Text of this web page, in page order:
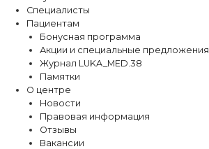
Специалисты
Пациентам
Бонусная программа
Акции и специальные предложения
Журнал LUKA_MED.38
Памятки
О центре
Новости
Правовая информация
Отзывы
Вакансии